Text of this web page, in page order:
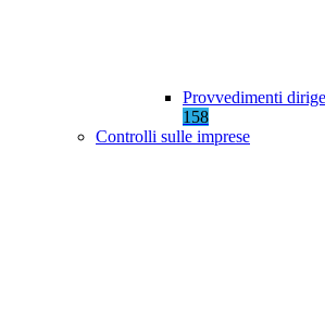
Provvedimenti
158
Controlli sulle imprese